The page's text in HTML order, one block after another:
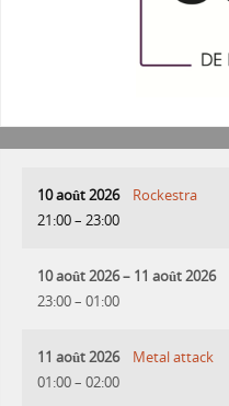
10 août 2026
21:00– 23:00
Rockestra
10 août 2026– 11 août 2026
23:00– 01:00
11 août 2026
01:00– 02:00
Metal attack